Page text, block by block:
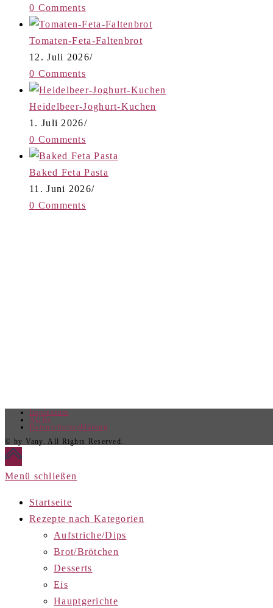
0 Comments
Tomaten-Feta-Faltenbrot
12. Juli 2026/
0 Comments
Heidelbeer-Joghurt-Kuchen
1. Juli 2026/
0 Comments
Baked Feta Pasta
11. Juni 2026/
0 Comments
Impressum
AGBs
Datenschutzerklärung
© by Vany. All Rights Reserved.
Menü schließen
Startseite
Rezepte nach Kategorien
Aufstriche/Dips
Brot/Brötchen
Desserts
Eis
Hauptgerichte